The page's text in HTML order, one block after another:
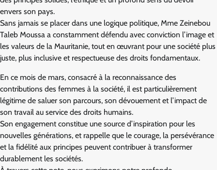
envers son pays.
Sans jamais se placer dans une logique politique, Mme Zeinebou
Taleb Moussa a constamment défendu avec conviction l’image et
les valeurs de la Mauritanie, tout en œuvrant pour une société plus
juste, plus inclusive et respectueuse des droits fondamentaux.
En ce mois de mars, consacré à la reconnaissance des
contributions des femmes à la société, il est particulièrement
légitime de saluer son parcours, son dévouement et l’impact de
son travail au service des droits humains.
Son engagement constitue une source d’inspiration pour les
nouvelles générations, et rappelle que le courage, la persévérance
et la fidélité aux principes peuvent contribuer à transformer
durablement les sociétés.